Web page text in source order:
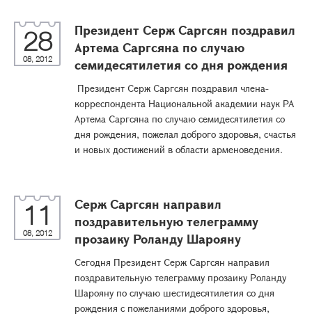
28
08, 2012
Президент Серж Саргсян поздравил
Артема Саргсяна по случаю
семидесятилетия со дня рождения
Президент Серж Саргсян поздравил члена-
корреспондента Национальной академии наук РА
Артема Саргсяна по случаю семидесятилетия со
дня рождения, пожелал доброго здоровья, счастья
и новых достижений в области арменоведения.
11
08, 2012
Серж Саргсян направил
поздравительную телеграмму
прозаику Роланду Шарояну
Сегодня Президент Серж Саргсян направил
поздравительную телеграмму прозаику Роланду
Шарояну по случаю шестидесятилетия со дня
рождения с пожеланиями доброго здоровья,